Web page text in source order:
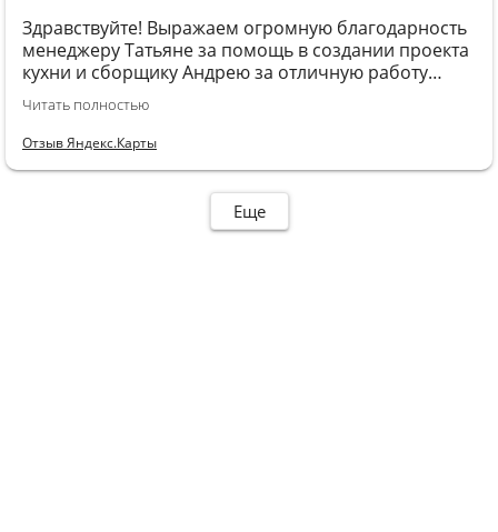
Здравствуйте! Выражаем огромную благодарность
менеджеру Татьяне за помощь в создании проекта
кухни и сборщику Андрею за отличную работу
26.12.2024
Читать полностью
Отзыв Яндекс.Карты
Еще